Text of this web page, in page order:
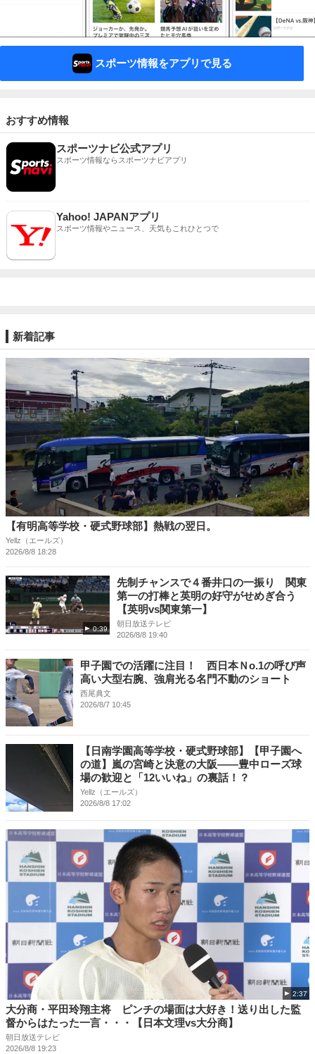
スポーツ情報をアプリで見る
おすすめ情報
スポーツナビ公式アプリ
スポーツ情報ならスポーツナビアプリ
Yahoo! JAPANアプリ
スポーツ情報やニュース、天気もこれひとつで
新着記事
【有明高等学校・硬式野球部】熱戦の翌日。
Yellz（エールズ）
2026/8/8 18:28
0:39
先制チャンスで４番井口の一振り 関東
第一の打棒と英明の好守がせめぎ合う
【英明vs関東第一】
朝日放送テレビ
2026/8/8 19:40
甲子園での活躍に注目！ 西日本Ｎo.1の呼び声
高い大型右腕、強肩光る名門不動のショート
西尾典文
2026/8/7 10:45
【日南学園高等学校・硬式野球部】【甲子園へ
の道】嵐の宮崎と決意の大阪――豊中ローズ球
場の歓迎と「12いいね」の裏話！？
Yellz（エールズ）
2026/8/8 17:02
2:37
大分商・平田玲翔主将 ピンチの場面は大好き！送り出した監
督からはたった一言・・・【日本文理vs大分商】
朝日放送テレビ
2026/8/8 19:23